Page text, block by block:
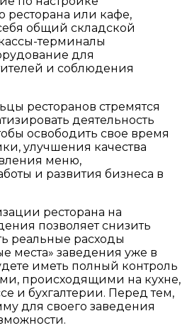
ресторана или кафе,
общий складской
терминалы
для
и соблюдения
ресторанов стремятся
деятельность
освободить свое время
улучшения качества
меню,
и развития бизнеса в
ресторана на
позволяет снизить
реальные расходы
места» заведения уже в
иметь полный контроль
происходящими на кухне,
и бухгалтерии. Перед тем,
для своего заведения